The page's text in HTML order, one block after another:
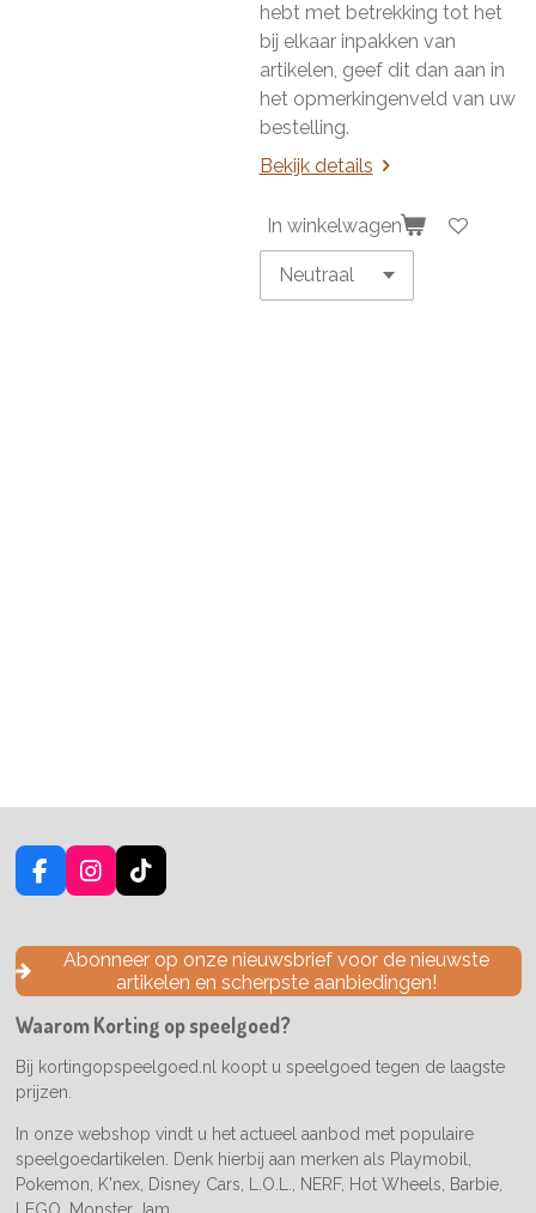
hebt met betrekking tot het
bij elkaar inpakken van
artikelen, geef dit dan aan in
het opmerkingenveld van uw
bestelling.
Bekijk details
In winkelwagen
F
a
e
o
k
I
n
t
a
g
a
m
T
i
T
o
k
Abonneer op onze nieuwsbrief voor de nieuwste
artikelen en scherpste aanbiedingen!
Waarom Korting op speelgoed?
Bij kortingopspeelgoed.nl koopt u speelgoed tegen de laagste
prijzen.
In onze webshop vindt u het actueel aanbod met populaire
speelgoedartikelen. Denk hierbij aan merken als Playmobil,
Pokemon, K'nex, Disney Cars, L.O.L., NERF, Hot Wheels, Barbie,